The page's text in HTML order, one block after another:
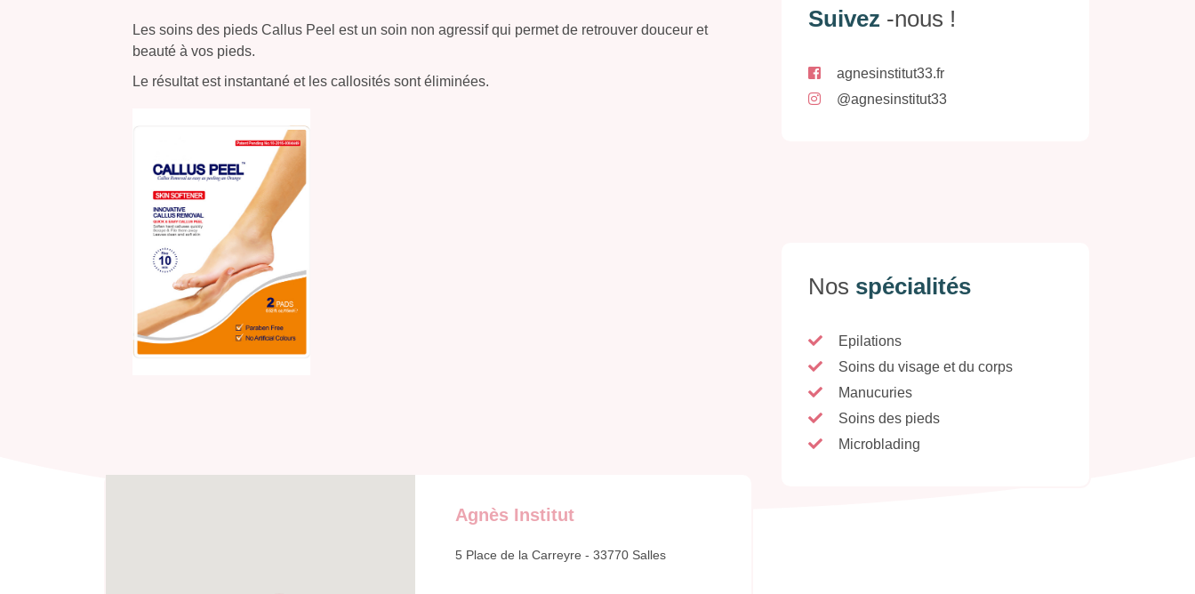
Les soins des pieds Callus Peel est un soin non agressif qui permet de retrouver douceur et
beauté à vos pieds.
Le résultat est instantané et les callosités sont éliminées.
Agnès Institut
5 Place de la Carreyre - 33770 Salles
Suivez -nous !
agnesinstitut33.fr
@agnesinstitut33
Nos spécialités
Epilations
Soins du visage et du corps
Manucuries
Soins des pieds
Microblading